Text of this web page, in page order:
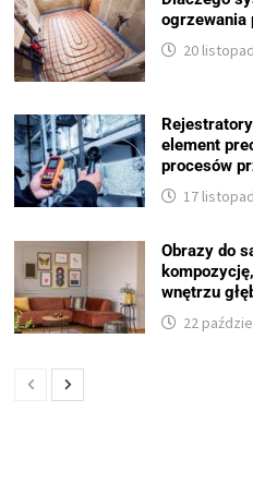
ogrzewania
20
element
procesów
17
Obrazy do
wnętrzu
22